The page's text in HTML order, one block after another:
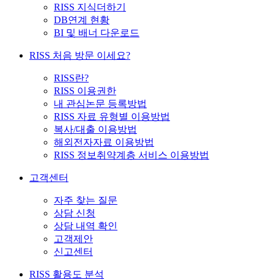
RISS 지식더하기
DB연계 현황
BI 및 배너 다운로드
RISS 처음 방문 이세요?
RISS란?
RISS 이용권한
내 관심논문 등록방법
RISS 자료 유형별 이용방법
복사/대출 이용방법
해외전자자료 이용방법
RISS 정보취약계층 서비스 이용방법
고객센터
자주 찾는 질문
상담 신청
상담 내역 확인
고객제안
신고센터
RISS 활용도 분석